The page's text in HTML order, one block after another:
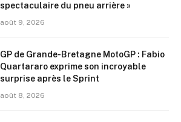
spectaculaire du pneu arrière »
août 9, 2026
GP de Grande-Bretagne MotoGP : Fabio
Quartararo exprime son incroyable
surprise après le Sprint
août 8, 2026